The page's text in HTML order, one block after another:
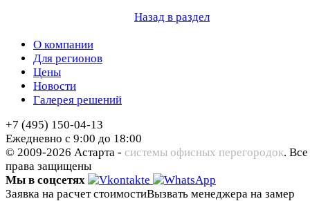
Назад в раздел
О компании
Для регионов
Цены
Новости
Галерея решений
+7 (495) 150-04-13
Ежедневно с 9:00 до 18:00
© 2009-2026 Астарта - системы офисных перегородок. Все
права защищены
Мы в соцсетях
Заявка на расчет стоимостиВызвать менеджера на замер